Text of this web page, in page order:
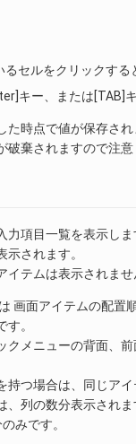
セルをクリックす
キー、または[TAB]
た時点で値が保存さ
破棄されますので注
力項目一覧を表示しま
されます。
イテムは表示されませ
画面アイテムの配置
。
クメニューの背面、
つ場合は、同じア
、列の数分表示されま
みです。